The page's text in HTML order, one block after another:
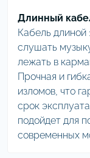
Длинный
Кабель длиной
слушать
лежать в
Прочная и
изломов, что
срок
подойдет для
современных